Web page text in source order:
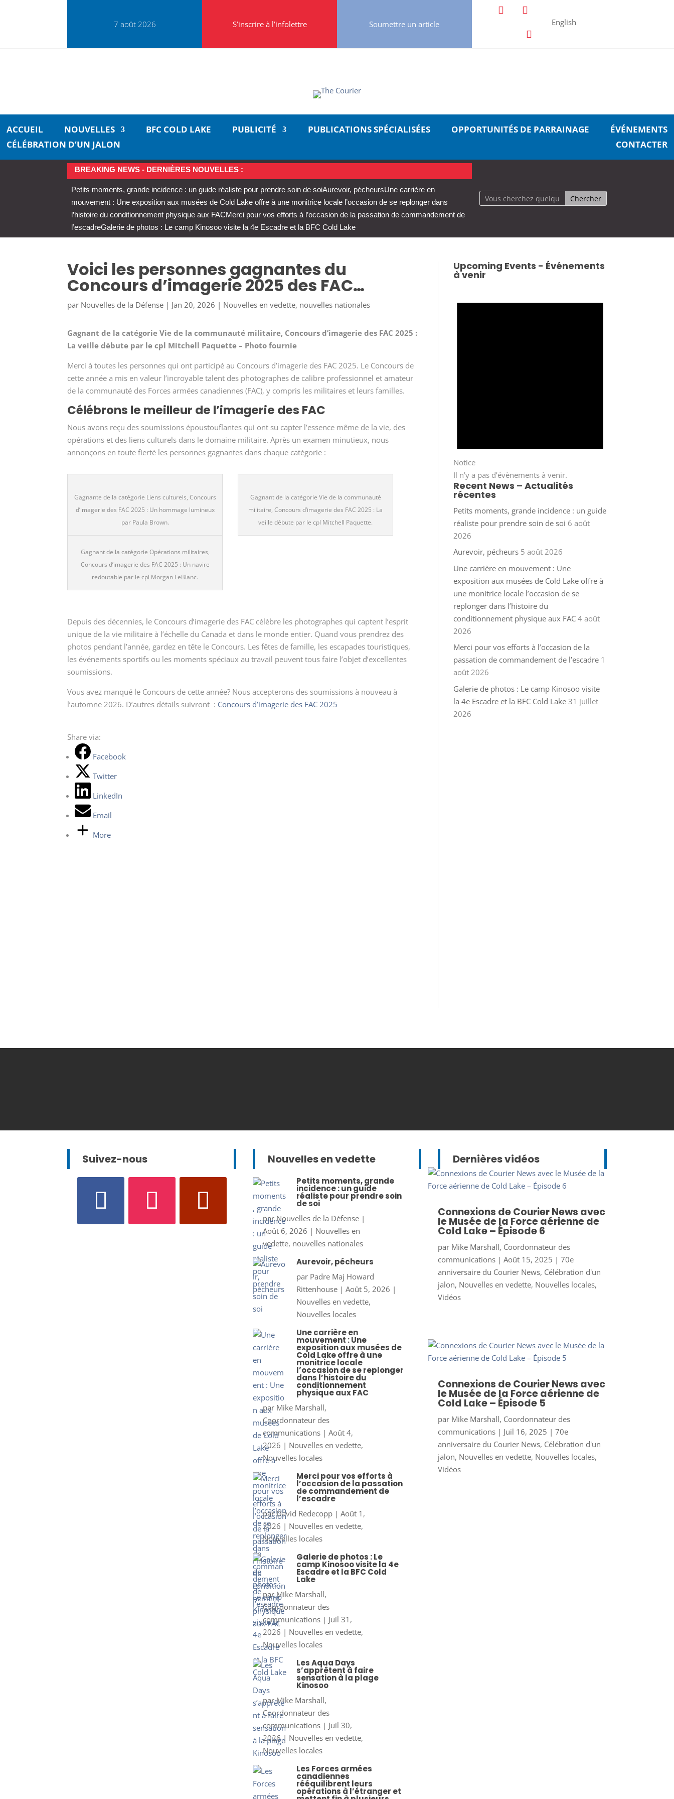
7 août 2026 S’inscrire à l’infolettre Soumettre un article English
ACCUEIL NOUVELLES BFC COLD LAKE PUBLICITÉ PUBLICATIONS SPÉCIALISÉES OPPORTUNITÉS DE PARRAINAGE
ÉVÉNEMENTS
CÉLÉBRATION D’UN JALON
CONTACTER
BREAKING NEWS - DERNIÈRES NOUVELLES :
Petits moments, grande incidence : un guide réaliste pour prendre soin de soiAurevoir, pécheursUne carrière en
mouvement : Une exposition aux musées de Cold Lake offre à une monitrice locale l’occasion de se replonger dans
l’histoire du conditionnement physique aux FACMerci pour vos efforts à l’occasion de la passation de commandement de
l’escadreGalerie de photos : Le camp Kinosoo visite la 4e Escadre et la BFC Cold Lake
Voici les personnes gagnantes du
Concours d’imagerie 2025 des FAC…
par Nouvelles de la Défense | Jan 20, 2026 | Nouvelles en vedette, nouvelles nationales
Gagnant de la catégorie Vie de la communauté militaire, Concours d’imagerie des FAC2025 :
La veille débute par le cpl Mitchell Paquette – Photo fournie
Merci à toutes les personnes qui ont participé au Concours d’imagerie des FAC 2025. Le Concours de
cette année a mis en valeur l’incroyable talent des photographes de calibre professionnel et amateur
de la communauté des Forces armées canadiennes (FAC), y compris les militaires et leurs familles.
Célébrons le meilleur de l’imagerie des FAC
Nous avons reçu des soumissions époustouflantes qui ont su capter l’essence même de la vie, des
opérations et des liens culturels dans le domaine militaire. Après un examen minutieux, nous
annonçons en toute fierté les personnes gagnantes dans chaque catégorie :
Gagnante de la catégorie Liens culturels, Concours
d’imagerie des FAC 2025 : Un hommage lumineux
par Paula Brown.
Gagnant de la catégorie Vie de la communauté
militaire, Concours d’imagerie des FAC 2025 : La
veille débute par le cpl Mitchell Paquette.
Gagnant de la catégorie Opérations militaires,
Concours d’imagerie des FAC 2025 : Un navire
redoutable par le cpl Morgan LeBlanc.
Depuis des décennies, le Concours d’imagerie des FAC célèbre les photographes qui captent l’esprit
unique de la vie militaire à l’échelle du Canada et dans le monde entier. Quand vous prendrez des
photos pendant l’année, gardez en tête le Concours. Les fêtes de famille, les escapades touristiques,
les événements sportifs ou les moments spéciaux au travail peuvent tous faire l’objet d’excellentes
soumissions.
Vous avez manqué le Concours de cette année? Nous accepterons des soumissions à nouveau à
l’automne 2026. D’autres détails suivront : Concours d’imagerie des FAC 2025
Share via:
Facebook
Twitter
LinkedIn
Email
More
Upcoming Events - Événements
à venir
Notice
Il n’y a pas d’évènements à venir.
Recent News – Actualités
récentes
Petits moments, grande incidence : un guide
réaliste pour prendre soin de soi 6 août
2026
Aurevoir, pécheurs 5 août 2026
Une carrière en mouvement : Une
exposition aux musées de Cold Lake offre à
une monitrice locale l’occasion de se
replonger dans l’histoire du
conditionnement physique aux FAC 4 août
2026
Merci pour vos efforts à l’occasion de la
passation de commandement de l’escadre 1
août 2026
Galerie de photos : Le camp Kinosoo visite
la 4e Escadre et la BFC Cold Lake 31 juillet
2026
Suivez-nous Nouvelles en vedette
Petits moments, grande
incidence : un guide
réaliste pour prendre soin
de soi
parNouvelles de la Défense|
Août 6, 2026 | Nouvelles en
vedette, nouvelles nationales
Aurevoir, pécheurs
par Padre Maj Howard
Rittenhouse| Août 5, 2026 |
Nouvelles en vedette,
Nouvelles locales
Une carrière en
mouvement : Une
exposition aux musées de
Cold Lake offre à une
monitrice locale
l’occasion de se replonger
dans l’histoire du
conditionnement
physique aux FAC
par Mike Marshall,
Coordonnateur des
communications| Août 4,
2026 | Nouvelles en vedette,
Nouvelles locales
Merci pour vos efforts à
l’occasion de la passation
de commandement de
l’escadre
parDavid Redecopp| Août 1,
2026 | Nouvelles en vedette,
Nouvelles locales
Galerie de photos : Le
camp Kinosoo visite la 4e
Escadre et la BFC Cold
Lake
parMike Marshall,
Coordonnateur des
communications| Juil 31,
2026 | Nouvelles en vedette,
Nouvelles locales
Les Aqua Days
s’apprêtent à faire
sensation à la plage
Kinosoo
parMike Marshall,
Coordonnateur des
communications| Juil 30,
2026| Nouvelles en vedette,
Nouvelles locales
Les Forces armées
canadiennes
rééquilibrent leurs
opérations à l’étranger et
Dernières vidéos
Connexions de Courier News avec
le Musée de la Force aérienne de
Cold Lake – Épisode 6
par Mike Marshall, Coordonnateur des
communications| Août 15, 2025 | 70e
anniversaire du Courier News, Célébration d'un
jalon, Nouvelles en vedette, Nouvelles locales,
Vidéos
Connexions de Courier News avec
le Musée de la Force aérienne de
Cold Lake – Épisode 5
par Mike Marshall, Coordonnateur des
communications| Juil 16, 2025 | 70e
anniversaire du Courier News, Célébration d'un
jalon, Nouvelles en vedette, Nouvelles locales,
Vidéos